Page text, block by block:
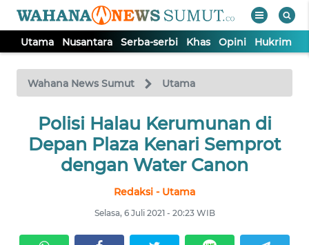
Utama Nusantara Serba-serbi Khas Opini Hukrim
Wahana News Sumut Utama
Polisi Halau Kerumunan di
Depan Plaza Kenari Semprot
dengan Water Canon
Redaksi - Utama
Selasa, 6 Juli 2021 - 20:23 WIB
TV
Tutup
UTAMA
NUSANTARA